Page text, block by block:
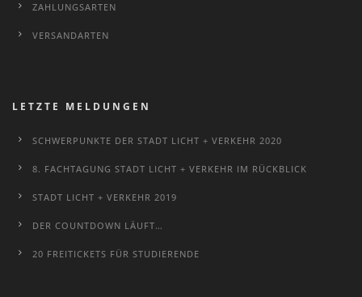
ZAHLUNGSARTEN
VERSANDARTEN
LETZTE MELDUNGEN
SCHWERPUNKTE DER STADT LICHT + VERKEHR 2020
8. FACHTAGUNG STADT LICHT + VERKEHR IM RÜCKBLICK
STADT LICHT + VERKEHR 2019
DER COUNTDOWN LÄUFT…
20 FREITICKETS FÜR STUDIERENDE